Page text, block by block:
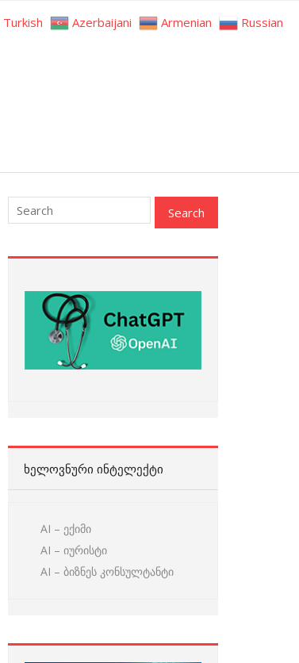
ᲮᲔᲚᲝᲕᲜᲣᲠᲘ ᲘᲜᲢᲔᲚᲔᲥᲢᲘ
AI – ექიმი
AI – იურისტი
AI – ბიზნეს კონსულტანტი
Turkish Azerbaijani Armenian Russian